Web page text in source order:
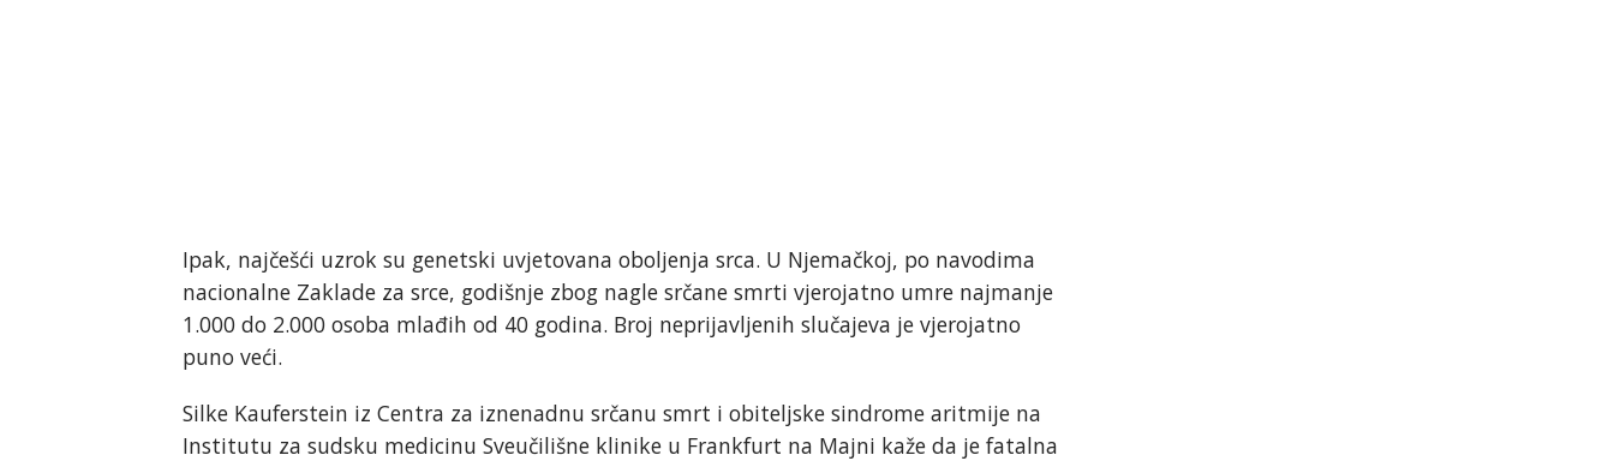
Ipak, najčešći uzrok su genetski uvjetovana oboljenja srca. U Njemačkoj, po navodima
nacionalne Zaklade za srce, godišnje zbog nagle srčane smrti vjerojatno umre najmanje
1.000 do 2.000 osoba mlađih od 40 godina. Broj neprijavljenih slučajeva je vjerojatno
puno veći.
Silke Kauferstein iz Centra za iznenadnu srčanu smrt i obiteljske sindrome aritmije na
Institutu za sudsku medicinu Sveučilišne klinike u Frankfurt na Majni kaže da je fatalna